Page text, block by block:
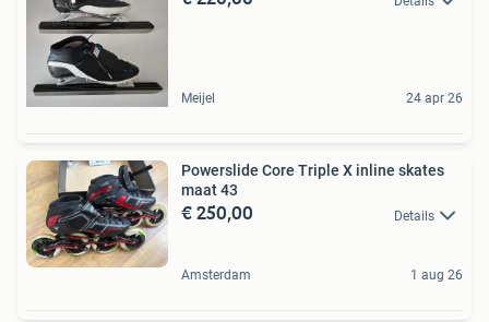
Meijel 24 apr 26
Powerslide Core Triple X inline skates
maat 43
€ 250,00 Details
Amsterdam 1 aug 26